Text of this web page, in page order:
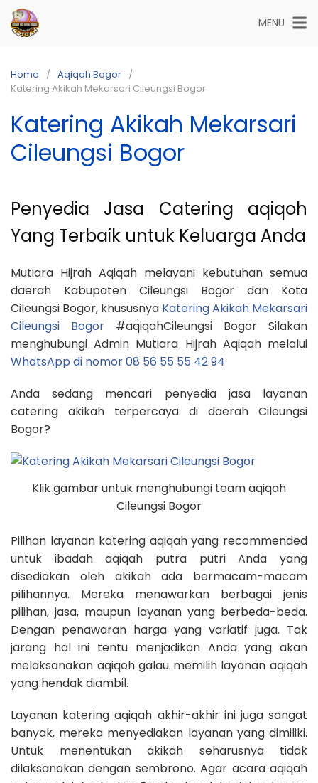
Skip
to
MENU
Home
Aqiqah Bogor
Katering Akikah Mekarsari Cileungsi Bogor
Katering Akikah Mekarsari
Cileungsi Bogor
Penyedia Jasa Catering aqiqoh
Yang Terbaik untuk Keluarga Anda
Mutiara Hijrah Aqiqah melayani kebutuhan semua
daerah Kabupaten Cileungsi Bogor dan Kota
Cileungsi Bogor, khususnya Katering Akikah Mekarsari
Cileungsi Bogor #aqiqahCileungsi Bogor Silakan
menghubungi Admin Mutiara Hijrah Aqiqah melalui
WhatsApp di nomor 08 56 55 55 42 94
Anda sedang mencari penyedia jasa layanan
catering akikah terpercaya di daerah Cileungsi
Bogor?
Klik gambar untuk menghubungi team aqiqah
Cileungsi Bogor
Pilihan layanan katering aqiqah yang recommended
untuk ibadah aqiqah putra putri Anda yang
disediakan oleh akikah ada bermacam-macam
pilihannya. Mereka menawarkan berbagai jenis
pilihan, jasa, maupun layanan yang berbeda-beda.
Dengan penawaran harga yang variatif juga. Tak
jarang hal ini tentu menjadikan Anda yang akan
melaksanakan aqiqoh galau memilih layanan aqiqah
yang hendak diambil.
Layanan katering aqiqah akhir-akhir ini juga sangat
banyak, mereka menyediakan layanan yang dimiliki.
Untuk menentukan akikah seharusnya tidak
dilaksanakan dengan sembrono. Agar acara aqiqah